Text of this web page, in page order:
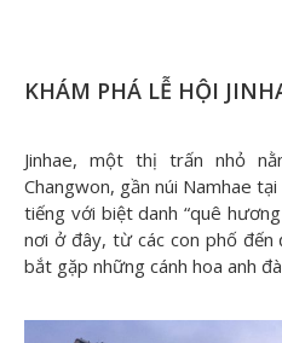
KHÁM PHÁ LỄ HỘI
Jinhae, một thị trấn nhỏ
Changwon, gần núi Namhae
tiếng với biệt danh “quê
nơi ở đây, từ các con phố
bắt gặp những cánh hoa anh